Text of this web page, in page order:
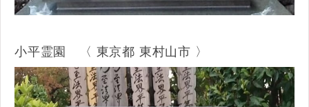
小平霊園 〈 東京都 東村山市 〉